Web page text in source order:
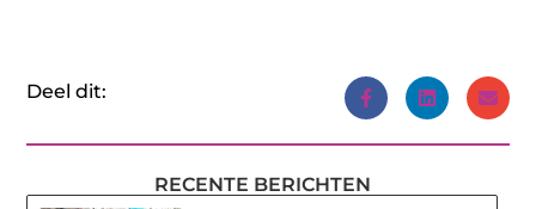
Deel dit:
RECENTE BERICHTEN